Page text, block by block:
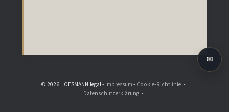
© 2026 HOESMANN.legal - Impressum- Cookie-Richtlinie
Datenschutzerklärung
✉